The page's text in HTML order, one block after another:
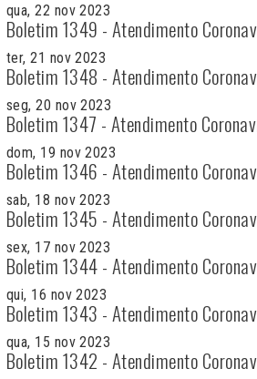
qua, 22 nov 2023
Boletim 1349 - Atendimento
ter, 21 nov 2023
Boletim 1348 - Atendimento
seg, 20 nov 2023
Boletim 1347 - Atendimento
dom, 19 nov 2023
Boletim 1346 - Atendimento
sab, 18 nov 2023
Boletim 1345 - Atendimento
sex, 17 nov 2023
Boletim 1344 - Atendimento
qui, 16 nov 2023
Boletim 1343 - Atendimento
qua, 15 nov 2023
Boletim 1342 - Atendimento